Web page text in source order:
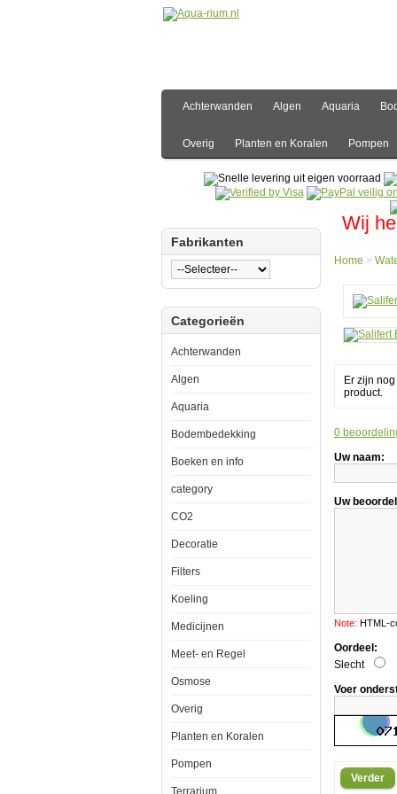
Achterwanden Algen Aquaria
Overig Planten en Koralen Pompen
Wij
Fabrikanten
Categorieën
Achterwanden
Algen
Aquaria
Bodembedekking
Boeken en info
category
CO2
Decoratie
Filters
Koeling
Medicijnen
Meet- en Regel
Osmose
Overig
Planten en Koralen
Pompen
Terrarium
Borium
Water)
een
matig
lage
concentratie
(4,4-
L
ppm).
Het
Home >
Er zijn
product.
0
Uw naam:
Uw
Note: HTML-
Oordeel:
Slecht
Voer
Verder